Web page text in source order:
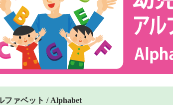
ファベット / Alphabet